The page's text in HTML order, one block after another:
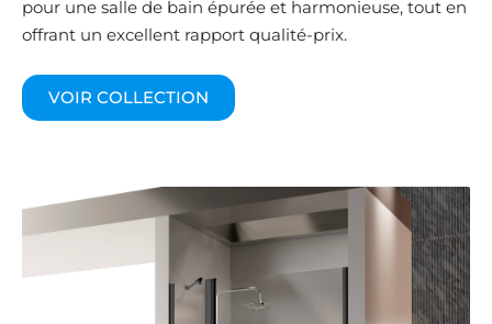
pour une salle de bain épurée et harmonieuse, tout en
VOIR COLLECTION